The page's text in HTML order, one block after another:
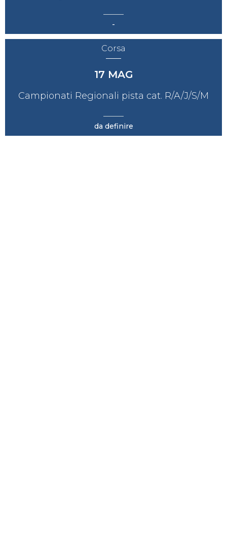
-
Corsa
17 MAG
Campionati Regionali pista cat. R/A/J/S/M
da definire